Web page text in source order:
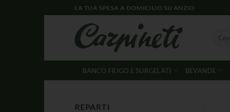
LA TUA SPESA A DOMICILIO SU ANZIO
BANCO FRIGO E SURGELATI BEVANDE
REPARTI